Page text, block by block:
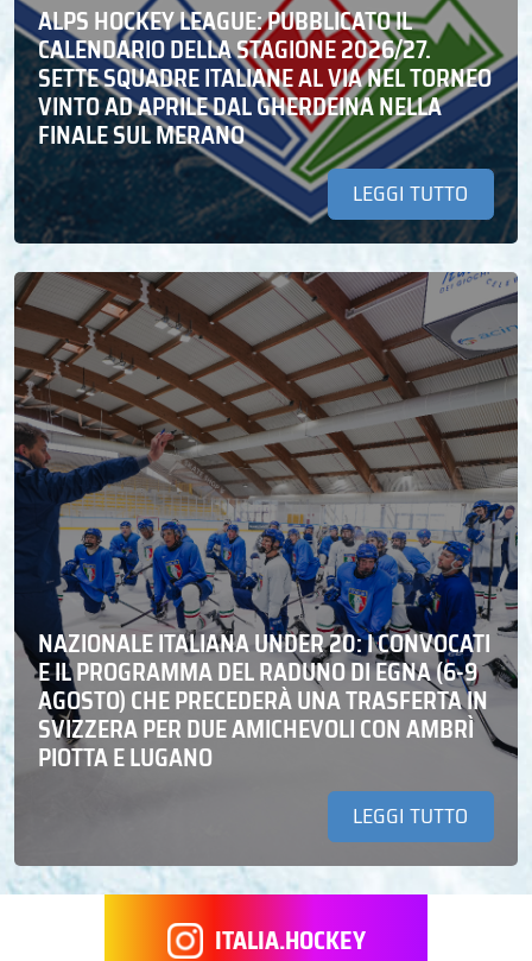
ALPS HOCKEY LEAGUE: PUBBLICATO IL
CALENDARIO DELLA STAGIONE 2026/27.
SETTE SQUADRE ITALIANE AL VIA NEL TORNEO
VINTO AD APRILE DAL GHERDEINA NELLA
FINALE SUL MERANO
LEGGI TUTTO
NAZIONALE ITALIANA UNDER 20: I CONVOCATI
E IL PROGRAMMA DEL RADUNO DI EGNA (6-9
AGOSTO) CHE PRECEDERÀ UNA TRASFERTA IN
SVIZZERA PER DUE AMICHEVOLI CON AMBRÌ
PIOTTA E LUGANO
LEGGI TUTTO
ITALIA.HOCKEY